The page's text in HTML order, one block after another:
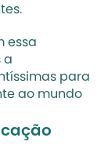
essa
a
para
ao mundo